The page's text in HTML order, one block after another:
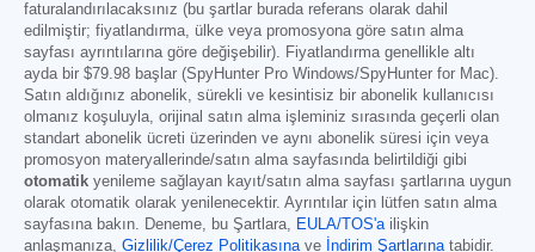
faturalandırılacaksınız (bu şartlar burada referans olarak dahil
edilmiştir; fiyatlandırma, ülke veya promosyona göre satın alma
sayfası ayrıntılarına göre değişebilir). Fiyatlandırma genellikle altı
ayda bir $79.98 başlar (SpyHunter Pro Windows/SpyHunter for Mac).
Satın aldığınız abonelik, sürekli ve kesintisiz bir abonelik kullanıcısı
olmanız koşuluyla, orijinal satın alma işleminiz sırasında geçerli olan
standart abonelik ücreti üzerinden ve aynı abonelik süresi için veya
promosyon materyallerinde/satın alma sayfasında belirtildiği gibi
otomatik yenileme sağlayan kayıt/satın alma sayfası şartlarına uygun
olarak otomatik olarak yenilenecektir. Ayrıntılar için lütfen satın alma
sayfasına bakın. Deneme, bu Şartlara, EULA/TOS'ailişkin
anlaşmanıza, Gizlilik/Çerez Politikasınave İndirim Şartlarınatabidir.